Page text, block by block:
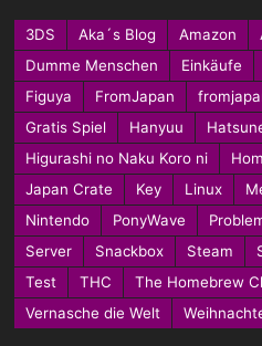
3DS Aka´s Blog Amazon
Dumme Menschen
Einkäufe
Figuya
FromJapan
Gratis Spiel
Hanyuu
Higurashi no Naku Koro ni
Japan Crate
Key Linux
Nintendo
PonyWave
Server
Snackbox Steam
Test
THC The Homebrew
Vernasche die Welt